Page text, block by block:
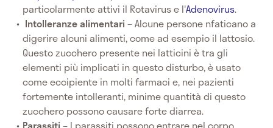
particolarmente attivi il Rotavirus e l'Adenovirus.
Intolleranze alimentari– Alcune persone nfaticano a
digerire alcuni alimenti, come ad esempio il lattosio.
Questo zucchero presente nei latticini è tra gli
elementi più implicati in questo disturbo, è usato
come eccipiente in molti farmaci e, nei pazienti
fortemente intolleranti, minime quantità di questo
zucchero possono causare forte diarrea.